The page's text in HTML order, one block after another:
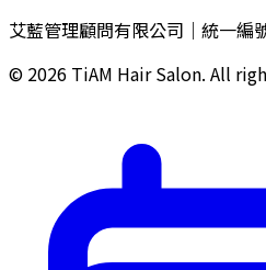
艾藍管理顧問有限公司｜統一編
© 2026 TiAM Hair Salon. All